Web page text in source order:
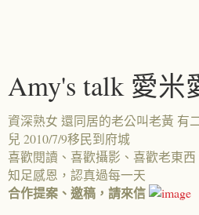
Amy's talk 愛米
資深熟女 還同居的老公叫老黃 有
兒 2010/7/9移民到府城
喜歡閱讀、喜歡攝影、喜歡老東
知足感恩，認真過每一天
合作提案、邀稿，請來信